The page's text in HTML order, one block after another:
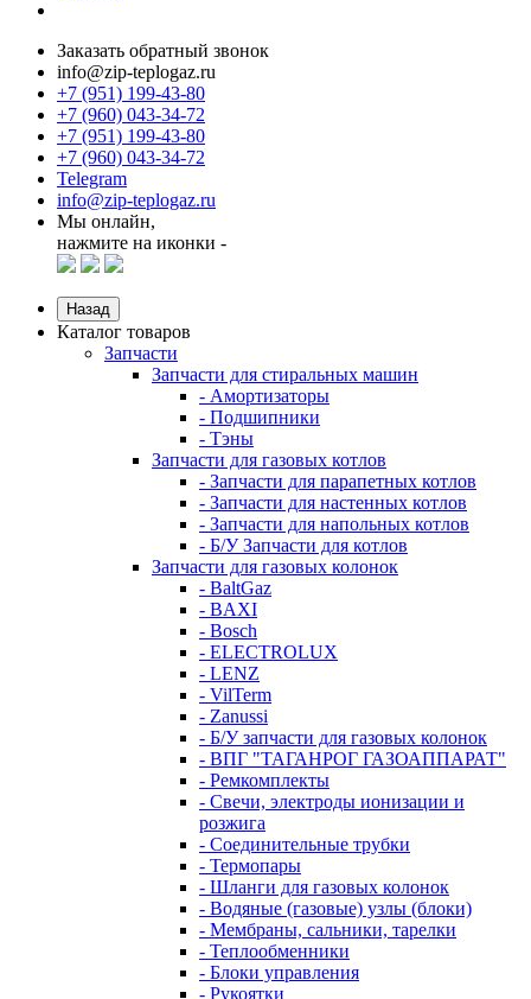
Заказать обратный звонок
info@zip-teplogaz.ru
+7 (951) 199-43-80
+7 (960) 043-34-72
+7 (951) 199-43-80
+7 (960) 043-34-72
Telegram
info@zip-teplogaz.ru
Мы онлайн,
нажмите на иконки -
Назад
Каталог товаров
Запчасти
Запчасти для стиральных машин
- Амортизаторы
- Подшипники
- Тэны
Запчасти для газовых котлов
- Запчасти для парапетных котлов
- Запчасти для настенных котлов
- Запчасти для напольных котлов
- Б/У Запчасти для котлов
Запчасти для газовых колонок
- BaltGaz
- BAXI
- Bosch
- ELECTROLUX
- LENZ
- VilTerm
- Zanussi
- Б/У запчасти для газовых колонок
- ВПГ "ТАГАНРОГ ГАЗОАППАРАТ"
- Ремкомплекты
- Свечи, электроды ионизации и
розжига
- Соединительные трубки
- Термопары
- Шланги для газовых колонок
- Водяные (газовые) узлы (блоки)
- Мембраны, сальники, тарелки
- Теплообменники
- Блоки управления
- Рукоятки